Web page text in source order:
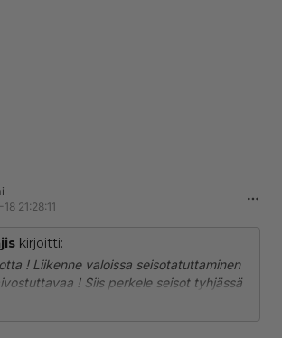
21:28:11
kirjoitti:
! Liikenne valoissa seisotatuttaminen
! Siis perkele seisot tyhjässä
että muista suunnista tulee yhtään